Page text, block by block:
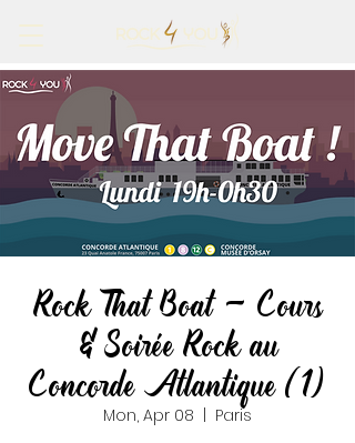
Rock That Boat - Cours
& Soirée Rock au
Concorde Atlantique (1)
Mon, Apr 08
Paris